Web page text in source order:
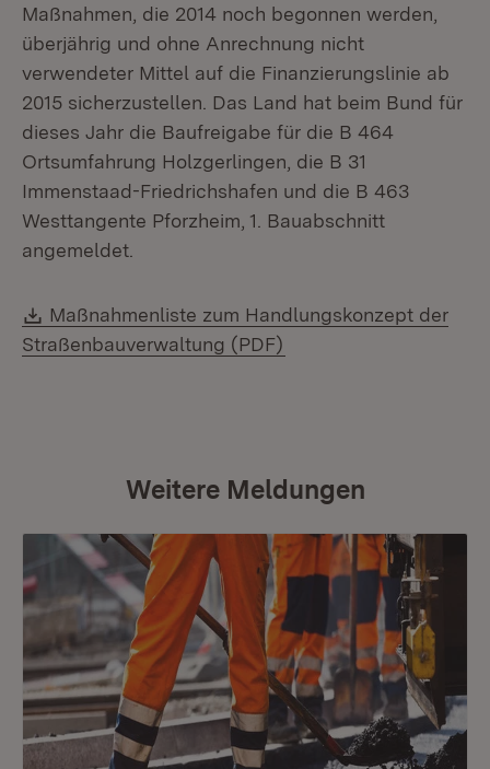
Maßnahmen, die 2014 noch begonnen werden,
überjährig und ohne Anrechnung nicht
verwendeter Mittel auf die Finanzierungslinie ab
2015 sicherzustellen. Das Land hat beim Bund für
dieses Jahr die Baufreigabe für die B 464
Ortsumfahrung Holzgerlingen, die B 31
Immenstaad-Friedrichshafen und die B 463
Westtangente Pforzheim, 1. Bauabschnitt
angemeldet.
Download:
Maßnahmenliste zum Handlungskonzept der
Straßenbauverwaltung (PDF)
Weitere Meldungen